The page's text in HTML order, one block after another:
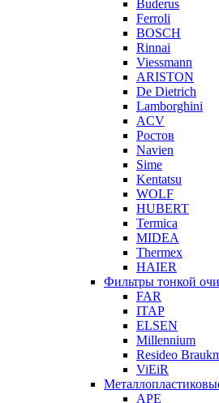
Buderus
Ferroli
BOSCH
Rinnai
Viessmann
ARISTON
De Dietrich
Lamborghini
ACV
Ростов
Navien
Sime
Kentatsu
WOLF
HUBERT
Termica
MIDEA
Thermex
HAIER
Фильтры тонкой
FAR
ITAP
ELSEN
Millennium
Resideo
ViEiR
APE